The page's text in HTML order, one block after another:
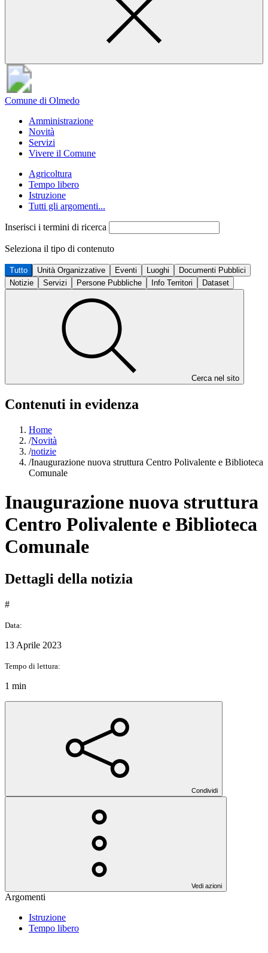
Comune di Olmedo
Amministrazione
Novità
Servizi
Vivere il Comune
Agricoltura
Tempo libero
Istruzione
Tutti gli argomenti...
Inserisci i termini di ricerca
Seleziona il tipo di contenuto
Tutto Unità Organizzative Eventi Luoghi
Documenti Pubblici
Notizie
Servizi Persone Pubbliche Info Territori Dataset
Cerca nel sito
Contenuti in evidenza
Home
/Novità
/notizie
/Inaugurazione nuova struttura Centro Polivalente e Biblioteca
Comunale
Inaugurazione nuova struttura
Centro Polivalente e Biblioteca
Comunale
Dettagli della notizia
#
Data:
13 Aprile 2023
Tempo di lettura:
1 min
Condividi
Vedi azioni
Argomenti
Istruzione
Tempo libero